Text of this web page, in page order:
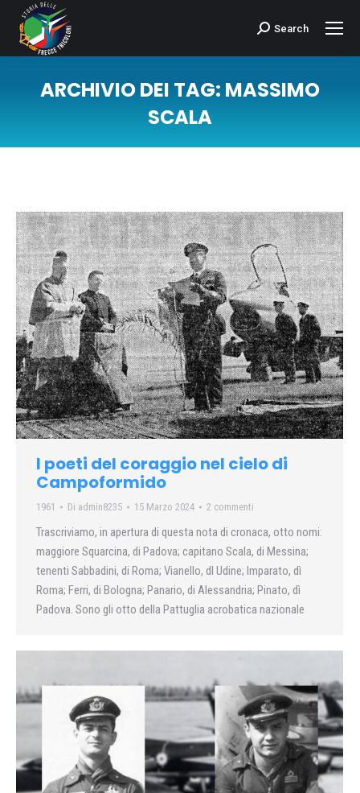
Cerca:Search
ARCHIVIO DEI TAG: MASSIMO
SCALA
I poeti del coraggio nel cielo di
Campoformido
1961 Di admin8235 15 Marzo 2024 2 commenti
Trascriviamo, in apertura di questa nota di cronaca, otto nomi:
maggiore Squarcina, di Padova; capitano Scala, di Messina;
tenenti Sabbadini, di Roma; Vianello, dl Udine; Imparato, dì
Roma; Ferri, di Bologna; Panario, di Alessandria; Pinato, dì
Padova. Sono gli otto della Pattuglia acrobatica nazionale